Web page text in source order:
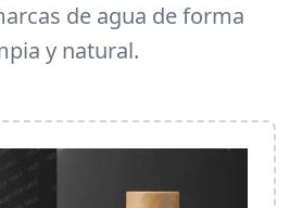
de agua de forma
y natural.